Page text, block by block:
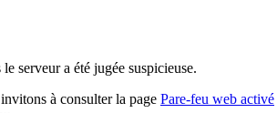
serveur a été jugée suspicieuse.
à consulter la page Pare-feu web activé